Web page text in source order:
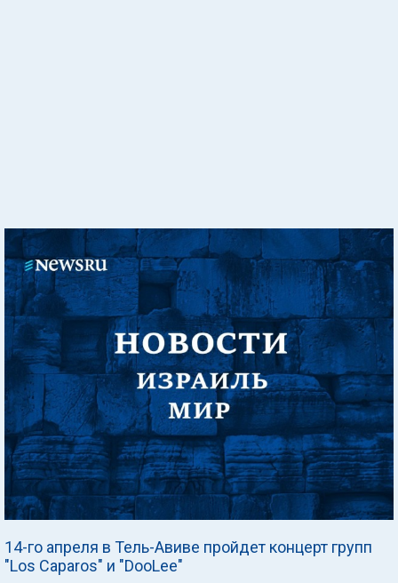
14-го апреля в Тель-Авиве пройдет концерт групп
"Los Caparos" и "DooLee"